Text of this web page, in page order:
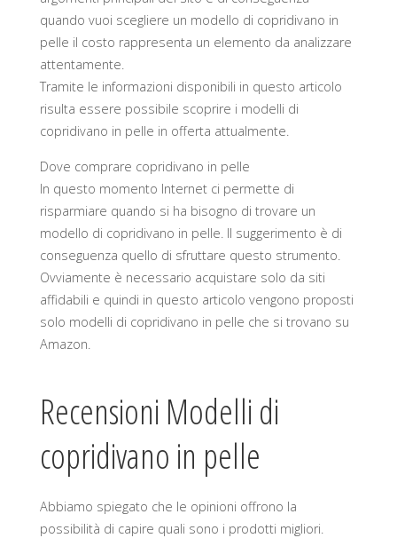
quando vuoi scegliere un modello di copridivano in
pelle il costo rappresenta un elemento da analizzare
attentamente.
Tramite le informazioni disponibili in questo articolo
risulta essere possibile scoprire i modelli di
copridivano in pelle in offerta attualmente.
Dove comprare copridivano in pelle
In questo momento Internet ci permette di
risparmiare quando si ha bisogno di trovare un
modello di copridivano in pelle. Il suggerimento è di
conseguenza quello di sfruttare questo strumento.
Ovviamente è necessario acquistare solo da siti
affidabili e quindi in questo articolo vengono proposti
solo modelli di copridivano in pelle che si trovano su
Amazon.
Recensioni Modelli di
copridivano in pelle
Abbiamo spiegato che le opinioni offrono la
possibilità di capire quali sono i prodotti migliori.